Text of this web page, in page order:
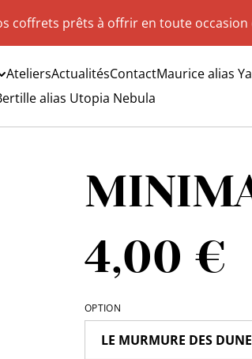
coffrets prêts à offrir en toute
AteliersActualitésContactMaurice alias
alias Utopia Nebula
4,00 €
OPTION